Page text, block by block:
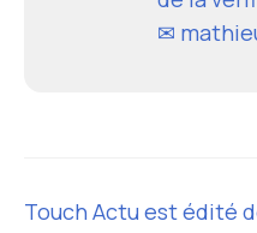
✉
Touch Actu est édité